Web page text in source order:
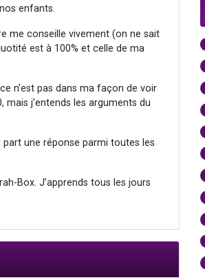
enfants.
me conseille vivement (on ne sait
est à 100% et celle de ma
n’est pas dans ma façon de voir
j’entends les arguments du
une réponse parmi toutes les
Box. J’apprends tous les jours